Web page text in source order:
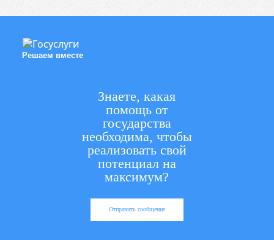
Решаем вместе
Знаете, какая
помощь от
государства
необходима, чтобы
реализовать свой
потенциал на
максимум?
Отправить сообщение